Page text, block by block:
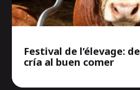
Festival de l’élevage:
cría al buen comer